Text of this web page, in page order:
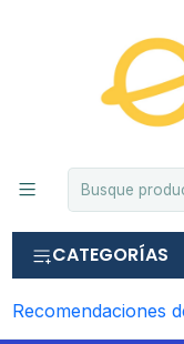
CATEGORÍAS
Recomendaciones